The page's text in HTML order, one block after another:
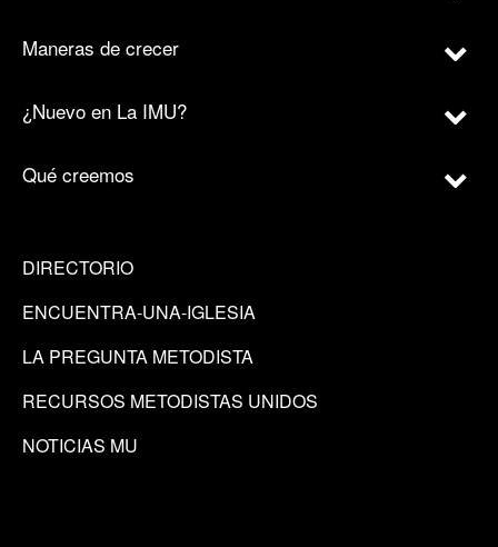
Maneras de crecer
¿Nuevo en La IMU?
Qué creemos
DIRECTORIO
ENCUENTRA-UNA-IGLESIA
LA PREGUNTA METODISTA
RECURSOS METODISTAS UNIDOS
NOTICIAS MU